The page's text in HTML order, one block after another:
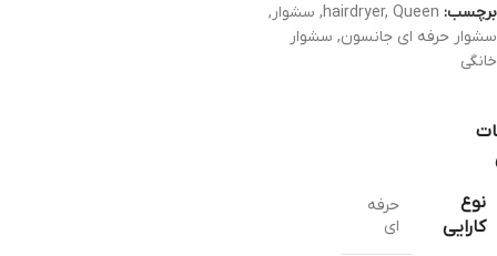
برچسب:
hairdryer, Queen
, سشوار,
سشوار حرفه ای جانسون, سشوار
خانگی
نوع
کارایی
حرفه
ای